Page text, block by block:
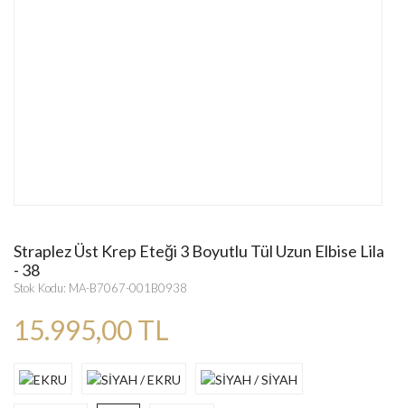
Straplez Üst Krep Eteği 3 Boyutlu Tül Uzun Elbise Lila
- 38
Stok Kodu: MA-B7067-001B0938
15.995,00 TL